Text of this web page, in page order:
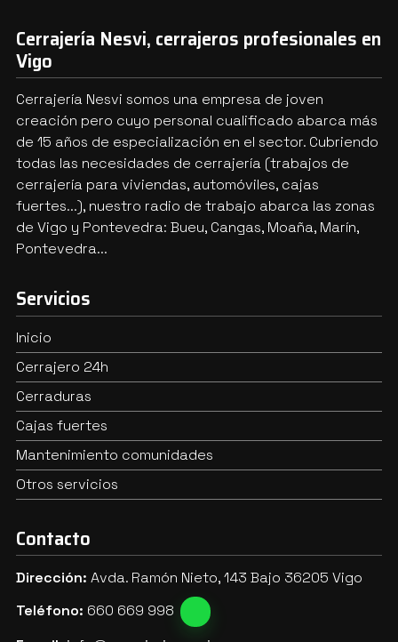
Cerrajería Nesvi, cerrajeros profesionales en
Vigo
Cerrajería Nesvi somos una empresa de joven
creación pero cuyo personal cualificado abarca más
de 15 años de especialización en el sector. Cubriendo
todas las necesidades de cerrajería (trabajos de
cerrajería para viviendas, automóviles, cajas
fuertes...), nuestro radio de trabajo abarca las zonas
de Vigo y Pontevedra: Bueu, Cangas, Moaña, Marín,
Pontevedra...
Servicios
Inicio
Cerrajero 24h
Cerraduras
Cajas fuertes
Mantenimiento comunidades
Otros servicios
Contacto
Dirección: Avda. Ramón Nieto, 143 Bajo 36205 Vigo
Teléfono: 660 669 998